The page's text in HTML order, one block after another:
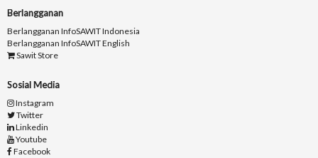
Berlangganan
Berlangganan InfoSAWIT Indonesia
Berlangganan InfoSAWIT English
Sawit Store
Sosial Media
Instagram
Twitter
Linkedin
Youtube
Facebook